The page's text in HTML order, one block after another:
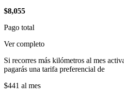
$8,055
Pago total
Ver completo
Si recorres más kilómetros al mes
pagarás una tarifa preferencial de
$441 al mes